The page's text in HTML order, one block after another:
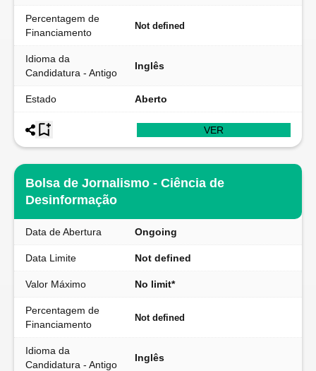
Percentagem de
Financiamento
Not defined
Idioma da
Candidatura - Antigo
Inglês
Estado Aberto
VER
Bolsa de Jornalismo - Ciência de
Desinformação
Data de Abertura Ongoing
Data Limite Not defined
Valor Máximo No limit*
Percentagem de
Financiamento
Not defined
Idioma da
Candidatura - Antigo
Inglês